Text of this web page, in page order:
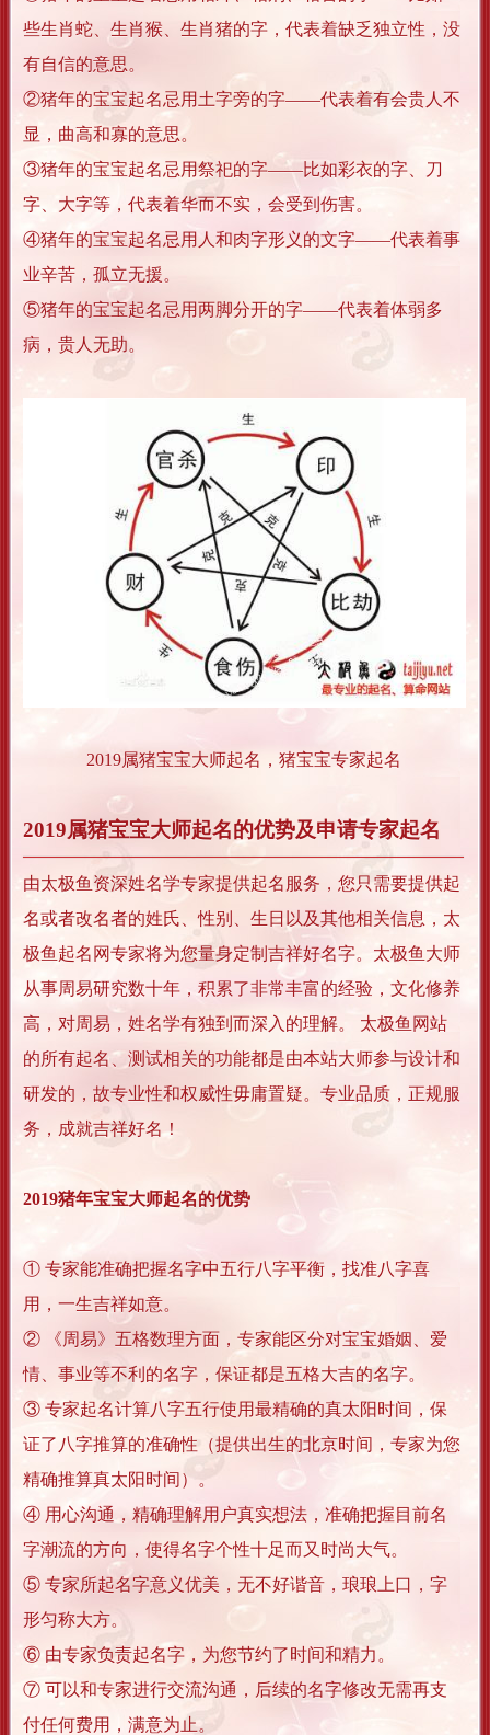
些生肖蛇、生肖猴、生肖猪的字，代表着缺乏独立性，没
有自信的意思。
②猪年的宝宝起名忌用土字旁的字——代表着有会贵人不
显，曲高和寡的意思。
③猪年的宝宝起名忌用祭祀的字——比如彩衣的字、刀
字、大字等，代表着华而不实，会受到伤害。
④猪年的宝宝起名忌用人和肉字形义的文字——代表着事
业辛苦，孤立无援。
⑤猪年的宝宝起名忌用两脚分开的字——代表着体弱多
病，贵人无助。
2019属猪宝宝大师起名，猪宝宝专家起名
2019属猪宝宝大师起名的优势及申请专家起名
由太极鱼资深姓名学专家提供起名服务，您只需要提供起
名或者改名者的姓氏、性别、生日以及其他相关信息，太
极鱼起名网专家将为您量身定制吉祥好名字。太极鱼大师
从事周易研究数十年，积累了非常丰富的经验，文化修养
高，对周易，姓名学有独到而深入的理解。 太极鱼网站
的所有起名、测试相关的功能都是由本站大师参与设计和
研发的，故专业性和权威性毋庸置疑。专业品质，正规服
务，成就吉祥好名！
2019猪年宝宝大师起名的优势
① 专家能准确把握名字中五行八字平衡，找准八字喜
用，一生吉祥如意。
② 《周易》五格数理方面，专家能区分对宝宝婚姻、爱
情、事业等不利的名字，保证都是五格大吉的名字。
③ 专家起名计算八字五行使用最精确的真太阳时间，保
证了八字推算的准确性（提供出生的北京时间，专家为您
精确推算真太阳时间）。
④ 用心沟通，精确理解用户真实想法，准确把握目前名
字潮流的方向，使得名字个性十足而又时尚大气。
⑤ 专家所起名字意义优美，无不好谐音，琅琅上口，字
形匀称大方。
⑥ 由专家负责起名字，为您节约了时间和精力。
⑦ 可以和专家进行交流沟通，后续的名字修改无需再支
付任何费用，满意为止。